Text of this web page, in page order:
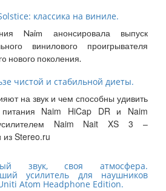
классика на виниле.
Naim анонсировала выпуск
винилового проигрывателя
нового поколения.
чистой и стабильной диеты.
на звук и чем способны удивить
питания Naim HiCap DR и Naim
Naim Nait XS 3 –
из Stereo.ru
звук, своя атмосфера.
усилитель для наушников
Atom Headphone Edition.